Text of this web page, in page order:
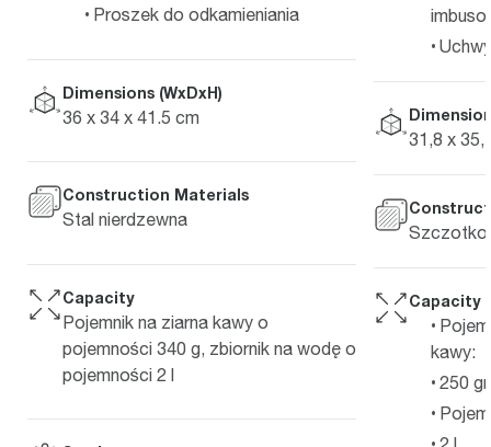
Proszek do odkamieniania
Dimensions (WxDxH)
36 x 34 x 41.5 cm
Construction Materials
Stal nierdzewna
Capacity
Pojemnik na ziarna kawy o
pojemności 340 g, zbiornik na wodę o
pojemności 2 l
31,8 x
Capacity
kawy:
250